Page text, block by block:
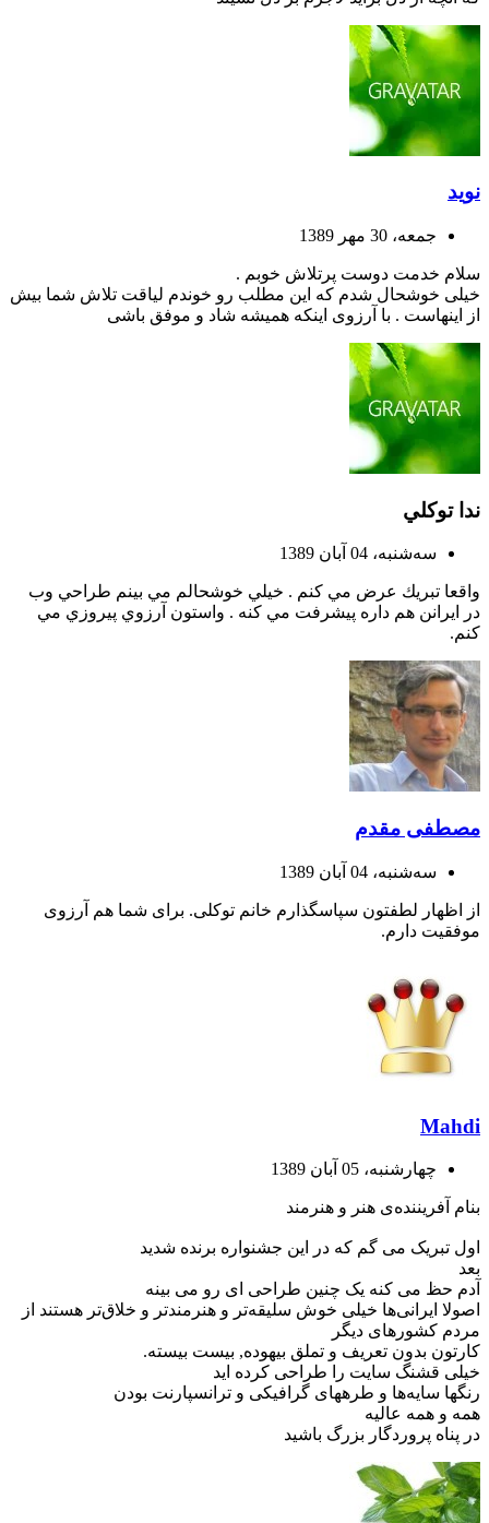
نوید
جمعه، 30 مهر 1389
سلام خدمت دوست پرتلاش خوبم .
خیلی خوشحال شدم که این مطلب رو خوندم لیاقت تلاش شما بیش
از اینهاست . با آرزوی اینکه همیشه شاد و موفق باشی
ندا توكلي
ﺳﻪشنبه، 04 آبان 1389
واقعا تبريك عرض مي كنم . خيلي خوشحالم مي بينم طراحي وب
در ايرانن هم داره پيشرفت مي كنه . واستون آرزوي پيروزي مي
كنم.
مصطفی مقدم
ﺳﻪشنبه، 04 آبان 1389
از اظهار لطفتون سپاسگذارم خانم توکلی. برای شما هم آرزوی
موفقیت دارم.
Mahdi
چهارشنبه، 05 آبان 1389
بنام آفریننده‌ی هنر و هنرمند
اول تبریک می گم که در این جشنواره برنده شدید
بعد
آدم حظ می کنه یک چنین طراحی ای رو می بینه
اصولا ایرانی‌ها خیلی خوش سلیقه‌تر و هنرمندتر و خلاق‌تر هستند از
مردم کشورهای دیگر
کارتون بدون تعریف و تملق بیهوده, بیست بیسته.
خیلی قشنگ سایت را طراحی کرده اید
رنگها سایه‌ها و طرههای گرافیکی و ترانسپارنت بودن
همه و همه عالیه
در پناه پروردگار بزرگ باشید